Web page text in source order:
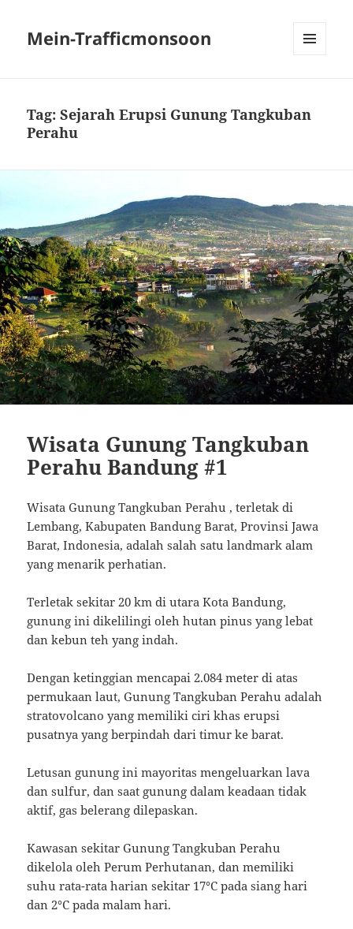
Mein-Trafficmonsoon
Tag:Sejarah Erupsi Gunung Tangkuban
Perahu
Wisata Gunung Tangkuban
Perahu Bandung #1
Wisata Gunung Tangkuban Perahu , terletak di
Lembang, Kabupaten Bandung Barat, Provinsi Jawa
Barat, Indonesia, adalah salah satu landmark alam
yang menarik perhatian.
Terletak sekitar 20 km di utara Kota Bandung,
gunung ini dikelilingi oleh hutan pinus yang lebat
dan kebun teh yang indah.
Dengan ketinggian mencapai 2.084 meter di atas
permukaan laut, Gunung Tangkuban Perahu adalah
stratovolcano yang memiliki ciri khas erupsi
pusatnya yang berpindah dari timur ke barat.
Letusan gunung ini mayoritas mengeluarkan lava
dan sulfur, dan saat gunung dalam keadaan tidak
aktif, gas belerang dilepaskan.
Kawasan sekitar Gunung Tangkuban Perahu
dikelola oleh Perum Perhutanan, dan memiliki
suhu rata-rata harian sekitar 17°C pada siang hari
dan 2°C pada malam hari.